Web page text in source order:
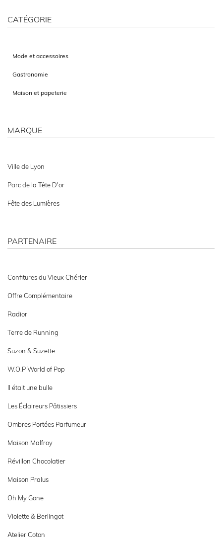
CATÉGORIE
Mode et accessoires
Gastronomie
Maison et papeterie
MARQUE
Ville de Lyon
Parc de la Tête D'or
Fête des Lumières
PARTENAIRE
Confitures du Vieux Chérier
Offre Complémentaire
Radior
Terre de Running
Suzon & Suzette
W.O.P World of Pop
Il était une bulle
Les Éclaireurs Pâtissiers
Ombres Portées Parfumeur
Maison Malfroy
Révillon Chocolatier
Maison Pralus
Oh My Gone
Violette & Berlingot
Atelier Coton